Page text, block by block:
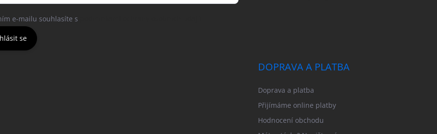
e-mailu souhlasíte s
se
DOPRAVA A PLATBA
Doprava a platba
Přijímáme online platby
Hodnocení obchodu